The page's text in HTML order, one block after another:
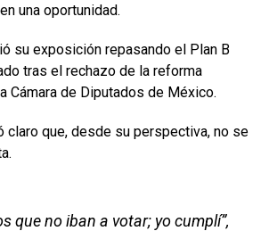
una oportunidad.
su exposición repasando el Plan B
tras el rechazo de la reforma
Cámara de Diputados de México.
claro que, desde su perspectiva, no se
que no iban a votar; yo cumplí”,